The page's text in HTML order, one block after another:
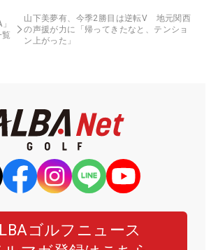
山下美夢有、今季2勝目は逆転V 地元関西
の声援が力に「帰ってきたなと、テンショ
ン上がった」
ゴルフニュース